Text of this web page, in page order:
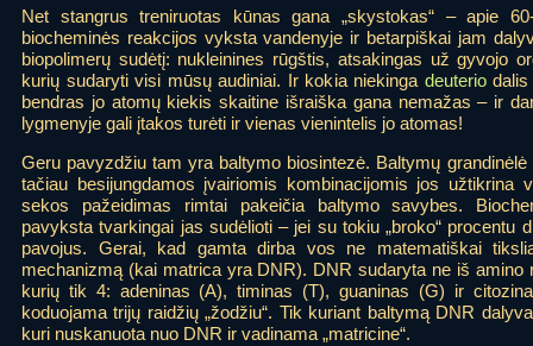
Net stangrus treniruotas kūnas gana „skystokas“ – apie
biocheminės reakcijos vyksta vandenyje ir betarpiškai jam
biopolimerų sudėtį: nukleinines rūgštis, atsakingas už gyvojo
kurių sudaryti visi mūsų audiniai. Ir kokia niekinga deuteriodalis
bendras jo atomų kiekis skaitine išraiška gana nemažas – ir
lygmenyje gali įtakos turėti ir vienas vienintelis jo atomas!
Geru pavyzdžiu tam yra baltymo biosintezė. Baltymų
tačiau besijungdamos įvairiomis kombinacijomis jos užtikrina
sekos pažeidimas rimtai pakeičia baltymo savybes.
pavyksta tvarkingai jas sudėlioti – jei su tokiu „broko“ procentu
pavojus. Gerai, kad gamta dirba vos ne matematiškai
mechanizmą (kai matrica yra DNR). DNR sudaryta ne iš amino
kurių tik 4: adeninas (A), timinas (T), guaninas (G) ir
koduojama trijų raidžių „žodžiu“. Tik kuriant baltymą DNR
kuri nuskanuota nuo DNR ir vadinama „matricine“.